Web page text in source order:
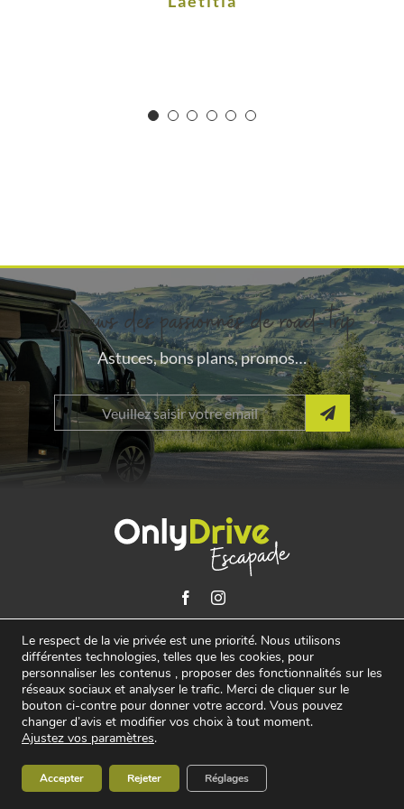
La news des passionnés de road-trip
Astuces, bons plans, promos…
Paiement sécurisé
Conditions générales de location
Conditions générales de ventes
Mentions Légales
Le respect de la vie privée est une priorité. Nous utilisons
différentes technologies, telles que les cookies, pour
personnaliser les contenus , proposer des fonctionnalités sur les
réseaux sociaux et analyser le trafic. Merci de cliquer sur le
bouton ci-contre pour donner votre accord. Vous pouvez
changer d’avis et modifier vos choix à tout moment.
Ajustez vos paramètres.
Accepter Rejeter Réglages